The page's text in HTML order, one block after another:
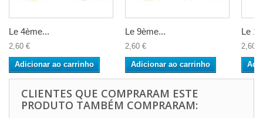
Le 4ème...
2,60 €
Adicionar ao carrinho
Le 9ème...
2,60 €
Adicionar ao carrinho
Le
2,60 €
CLIENTES QUE COMPRARAM ESTE
PRODUTO TAMBÉM COMPRARAM: